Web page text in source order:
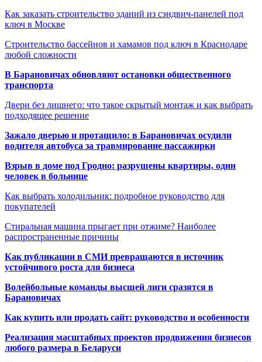
Как заказать строительство зданий из сэндвич-панелей под
ключ в Москве
Строительство бассейнов и хамамов под ключ в Краснодаре
любой сложности
В Барановичах обновляют остановки общественного
транспорта
Двери без лишнего: что такое скрытый монтаж и как выбрать
подходящее решение
Зажало дверью и протащило: в Барановичах осудили
водителя автобуса за травмирование пассажирки
Взрыв в доме под Гродно: разрушены квартиры, один
человек в больнице
Как выбрать холодильник: подробное руководство для
покупателей
Стиральная машина прыгает при отжиме? Наиболее
распространенные причины
Как публикации в СМИ превращаются в источник
устойчивого роста для бизнеса
Волейбольные команды высшей лиги сразятся в
Барановичах
Как купить или продать сайт: руководство и особенности
Реализация масштабных проектов продвижения бизнесов
любого размера в Беларуси